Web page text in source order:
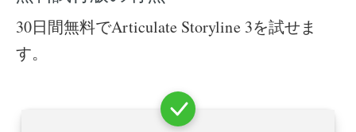
30日間無料でArticulate Storyline 3を試せま
す。